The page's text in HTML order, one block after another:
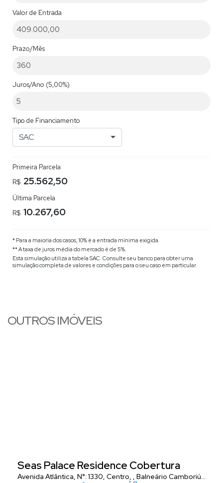
Valor de Entrada
Prazo/Mês
Juros/Ano (5,00%)
Tipo de Financiamento
SAC
Primeira Parcela
R$ 25.562,50
Última Parcela
R$ 10.267,60
* Para a maioria dos casos, 10% é a entrada mínima exigida.
** A taxa de juros média do mercado é de 5%.
Esta simulação utiliza a tabela SAC. Consulte seu banco para obter uma
simulação completa de valores e condições para o seu caso em particular.
OUTROS IMÓVEIS
Seas Palace Residence Cobertura
Avenida Atlântica, N°: 1330, Centro , Balneário Camboriú,